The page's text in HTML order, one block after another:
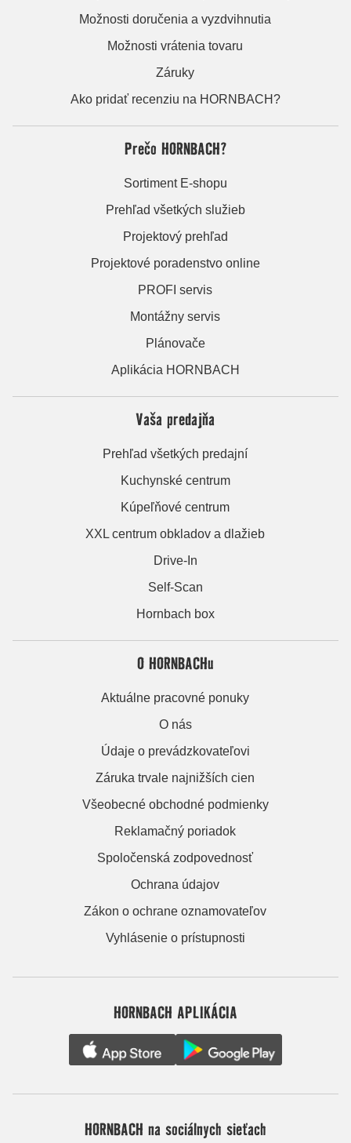
Možnosti doručenia a vyzdvihnutia
Možnosti vrátenia tovaru
Záruky
Ako pridať recenziu na HORNBACH?
Prečo HORNBACH?
Sortiment E-shopu
Prehľad všetkých služieb
Projektový prehľad
Projektové poradenstvo online
PROFI servis
Montážny servis
Plánovače
Aplikácia HORNBACH
Vaša predajňa
Prehľad všetkých predajní
Kuchynské centrum
Kúpeľňové centrum
XXL centrum obkladov a dlažieb
Drive-In
Self-Scan
Hornbach box
O HORNBACHu
Aktuálne pracovné ponuky
O nás
Údaje o prevádzkovateľovi
Záruka trvale najnižších cien
Všeobecné obchodné podmienky
Reklamačný poriadok
Spoločenská zodpovednosť
Ochrana údajov
Zákon o ochrane oznamovateľov
Vyhlásenie o prístupnosti
HORNBACH APLIKÁCIA
HORNBACH na sociálnych sieťach